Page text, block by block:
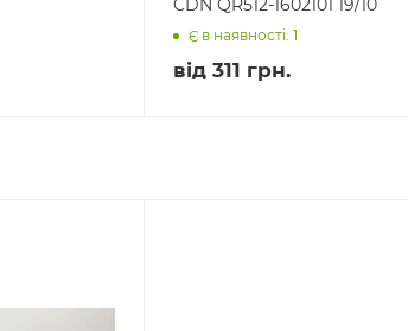
Є в наявності: 1
від 311 грн.